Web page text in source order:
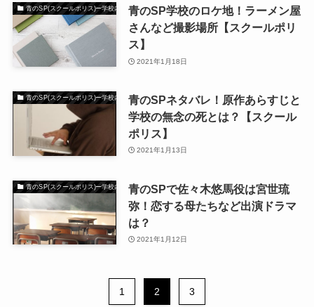
青のSP(スクールポリス)ー学校内警察・嶋田隆平青のSP学校のロケ地！ラーメン屋
さんなど撮影場所【スクールポリ
ス】
2021年1月18日
青のSP(スクールポリス)ー学校内警察・嶋田隆平青のSPネタバレ！原作あらすじと
学校の無念の死とは？【スクール
ポリス】
2021年1月13日
青のSP(スクールポリス)ー学校内警察・嶋田隆平青のSPで佐々木悠馬役は宮世琉
弥！恋する母たちなど出演ドラマ
は？
2021年1月12日
1 2 3